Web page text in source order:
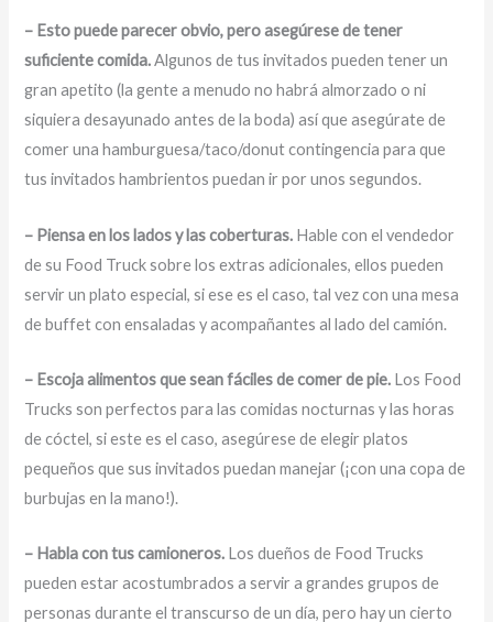
– Esto puede parecer obvio, pero asegúrese de tener
suficiente comida.Algunos de tus invitados pueden tener un
gran apetito (la gente a menudo no habrá almorzado o ni
siquiera desayunado antes de la boda) así que asegúrate de
comer una hamburguesa/taco/donut contingencia para que
tus invitados hambrientos puedan ir por unos segundos.
– Piensa en los lados y las coberturas. Hable con el vendedor
de su Food Truck sobre los extras adicionales, ellos pueden
servir un plato especial, si ese es el caso, tal vez con una mesa
de buffet con ensaladas y acompañantes al lado del camión.
– Escoja alimentos que sean fáciles de comer de pie. Los Food
Trucks son perfectos para las comidas nocturnas y las horas
de cóctel, si este es el caso, asegúrese de elegir platos
pequeños que sus invitados puedan manejar (¡con una copa de
burbujas en la mano!).
– Habla con tus camioneros. Los dueños de Food Trucks
pueden estar acostumbrados a servir a grandes grupos de
personas durante el transcurso de un día, pero hay un cierto